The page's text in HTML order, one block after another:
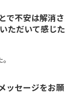
で不安は解消さ
ただいて感じた
ッセージをお願